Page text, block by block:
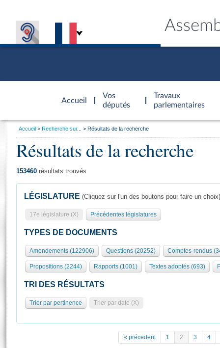
Accueil
d'accueil
Vos
députés
Travaux
parlementaires
Présidence
577 députés
Groupes politiques
Séance publique
Commissions et autres organes
Europe et International
Pétitions
Général
Rôle et pouvoirs de l'Assemblée
Organisation de l'Assemblée
Présidence Conférence des Présidents Bureau Collège des
Statistiques et chiffres clés
( Constitution | Règlement de l'Assemblée ... )
Visiter l'Assemblée
Visite virtuelle du palais Bourbon
Assister à une séance
Vous
Accueil Recherche sur... Résultats de la recherche
Résultats de la recherche
153460 résultats trouvés
LÉGISLATURE (Cliquez sur l'un des boutons pour faire un choix)
17e législature (X) Précédentes législatures
TYPES DE DOCUMENTS
Amendements (122906) Questions (20252) Comptes-rendus
Propositions (2244) Rapports (1001) Textes adoptés (693)
TRI DES RÉSULTATS
Trier par pertinence Trier par date (X)
« précedent 1 2 3 4